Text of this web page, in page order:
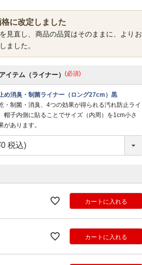
に改定しました
見直し、商品の品質はそのままに、よりお
ました。
イテム（ライナー） (必須)
め消臭・制菌ライナー（ロング27cm）黒
・制菌・消臭、4つの効果が得られる汚れ防止ライ
帽子内側に貼ることでサイズ（内周）を1cm小さ
があります。
カートに入れる
カートに入れる